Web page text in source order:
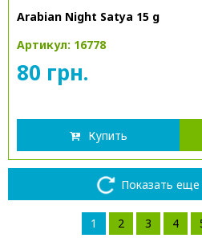
Arabian Night Satya 15 g
Артикул: 16778
80 грн.
Купить
Показать
1 2 3 4